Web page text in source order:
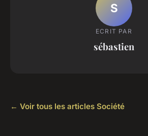
S
ECRIT PAR
sébastien
← Voir tous les articles Société